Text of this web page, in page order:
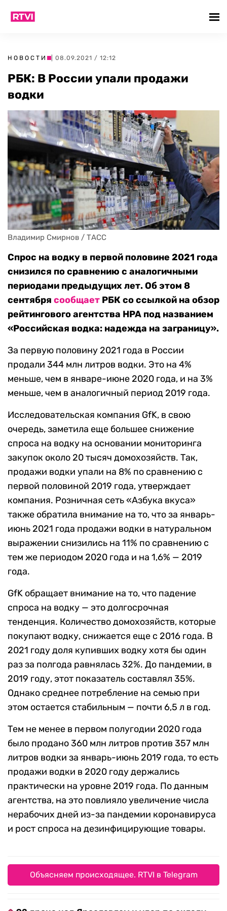
НОВОСТИ | 08.09.2021 / 12:12
РБК: В России упали продажи
водки
Владимир Смирнов / ТАСС
Спрос на водку в первой половине 2021 года
снизился по сравнению с аналогичными
периодами предыдущих лет. Об этом 8
сентября сообщает РБК со ссылкой на обзор
рейтингового агентства HPA под названием
«Российская водка: надежда на заграницу».
За первую половину 2021 года в России
продали 344 млн литров водки. Это на 4%
меньше, чем в январе-июне 2020 года, и на 3%
меньше, чем в аналогичный период 2019 года.
Исследовательская компания GfK, в свою
очередь, заметила еще большее снижение
спроса на водку на основании мониторинга
закупок около 20 тысяч домохозяйств. Так,
продажи водки упали на 8% по сравнению с
первой половиной 2019 года, утверждает
компания. Розничная сеть «Азбука вкуса»
также обратила внимание на то, что за январь-
июнь 2021 года продажи водки в натуральном
выражении снизились на 11% по сравнению с
тем же периодом 2020 года и на 1,6% — 2019
года.
GfK обращает внимание на то, что падение
спроса на водку — это долгосрочная
тенденция. Количество домохозяйств, которые
покупают водку, снижается еще с 2016 года. В
2021 году доля купивших водку хотя бы один
раз за полгода равнялась 32%. До пандемии, в
2019 году, этот показатель составлял 35%.
Однако среднее потребление на семью при
этом остается стабильным — почти 6,5 л в год.
Тем не менее в первом полугодии 2020 года
было продано 360 млн литров против 357 млн
литров водки за январь-июнь 2019 года, то есть
продажи водки в 2020 году держались
практически на уровне 2019 года. По данным
агентства, на это повлияло увеличение числа
нерабочих дней из-за пандемии коронавируса
и рост спроса на дезинфицирующие товары.
Объясняем происходящее. RTVI в Telegram